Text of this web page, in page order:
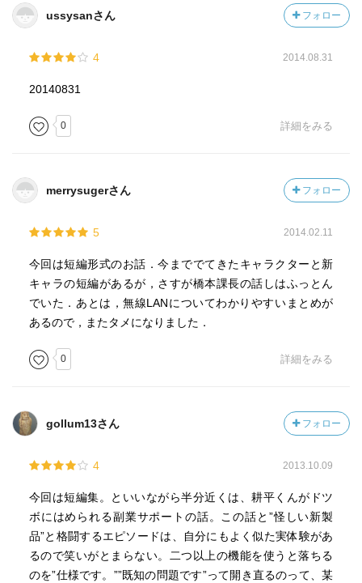
ussysanさん フォロー
4 2014.08.31
20140831
0 詳細をみる
merrysugerさん フォロー
5 2014.02.11
今回は短編形式のお話．今まででてきたキャラクターと新
キャラの短編があるが，さすが橋本課長の話しはふっとん
でいた．あとは，無線LANについてわかりやすいまとめが
あるので，またタメになりました．
0 詳細をみる
gollum13さん フォロー
4 2013.10.09
今回は短編集。といいながら半分近くは、耕平くんがドツ
ボにはめられる副業サポートの話。この話と”怪しい新製
品”と格闘するエピソードは、自分にもよく似た実体験があ
るので笑いがとまらない。二つ以上の機能を使うと落ちる
のを”仕様です。””既知の問題です”って開き直るのって、某